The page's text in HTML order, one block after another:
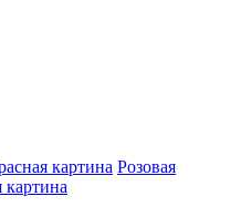
картина Розовая
картина